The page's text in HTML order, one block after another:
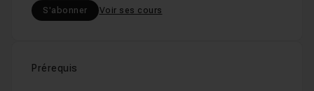
S'abonner Voir ses cours
Prérequis